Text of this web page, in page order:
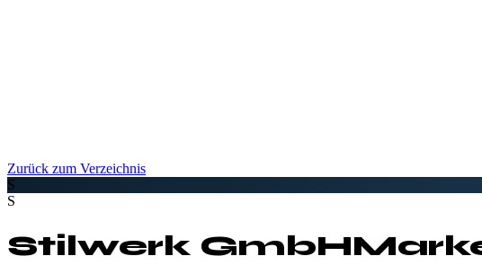
Zurück zum Verzeichnis
S
S
Stilwerk GmbH